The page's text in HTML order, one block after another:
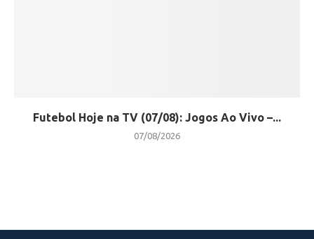
Futebol Hoje na TV (07/08): Jogos Ao Vivo –...
07/08/2026